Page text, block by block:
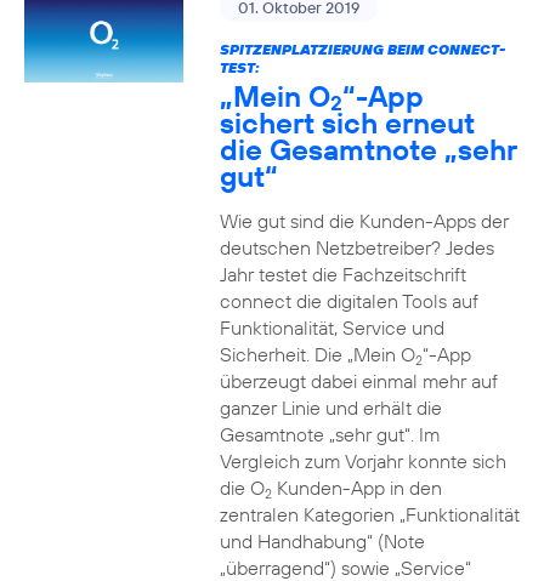
01. Oktober 2019
SPITZENPLATZIERUNG BEIM CONNECT-
TEST:
„Mein O2“-App
sichert sich erneut
die Gesamtnote „sehr
gut“
Wie gut sind die Kunden-Apps der
deutschen Netzbetreiber? Jedes
Jahr testet die Fachzeitschrift
connect die digitalen Tools auf
Funktionalität, Service und
Sicherheit. Die „Mein O2“-App
überzeugt dabei einmal mehr auf
ganzer Linie und erhält die
Gesamtnote „sehr gut“. Im
Vergleich zum Vorjahr konnte sich
die O2Kunden-App in den
zentralen Kategorien „Funktionalität
und Handhabung“ (Note
„überragend“) sowie „Service“